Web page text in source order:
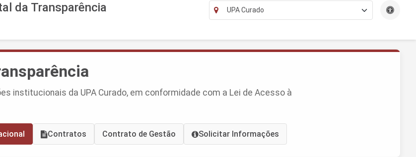
da Transparência
institucionais da UPA Curado, em conformidade com a Lei de Acesso à
Contratos Contrato de Gestão Solicitar Informações